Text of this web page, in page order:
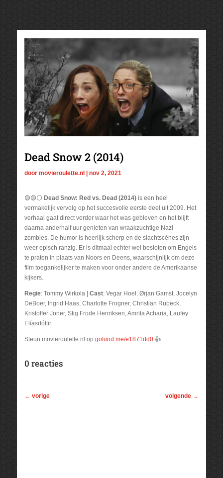
Dead Snow 2 (2014)
door movieroulette.nl nov 2, 2021
🟡🟡⚪ Dead Snow: Red vs. Dead (2014) is een heel
vermakelijk vervolg op het succesvolle eerste deel uit 2009. Het
verhaal gaat direct verder waar het was gebleven en het blijft
daarna anderhalf uur genieten van wraakzuchtige Nazi
zombies. De humor is heerlijk scherp en de slachtscènes zijn
weer episch ranzig. Er is ditmaal echter wel besloten om Engels
te praten in plaats van Noors en Deens, waarschijnlijk om deze
film toegankelijker te maken voor onder andere de Amerikaanse
kijkers.
Regie: Tommy Wirkola | Cast: Vegar Hoel, Ørjan Gamst, Jocelyn
DeBoer, Ingrid Haas, Charlotte Frogner, Christian Rubeck,
Kristoffer Joner, Stig Frode Henriksen, Amrita Acharia, Laufey
Elíasdóttir
Steun movieroulette.nl op gofund.me/e1871dd0👍
0 reacties
← vorige volgende →